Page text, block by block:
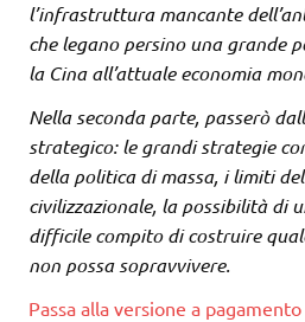
l’infrastruttura mancante
che legano persino una grande
la Cina all’attuale economia
Nella seconda parte, passerò
strategico: le grandi strategie
della politica di massa, i limiti
civilizzazionale, la possibilità di
difficile compito di costruire
non possa sopravvivere.
Passa alla versione a pagamento